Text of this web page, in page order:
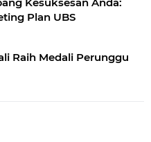
Plan UBS
Raih Medali Perunggu